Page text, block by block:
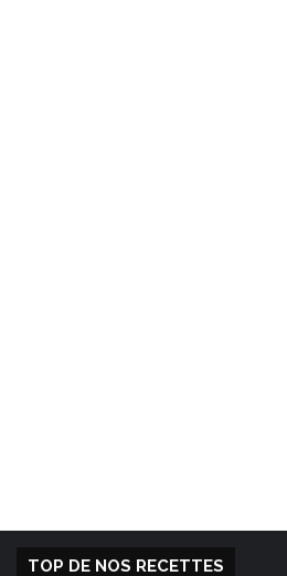
TOP DE NOS RECETTES